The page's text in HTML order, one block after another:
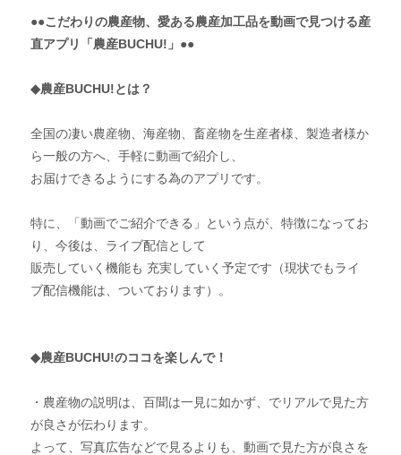
●●こだわりの農産物、愛ある農産加工品を動画で見つける産
直アプリ「農産BUCHU!」●●
◆農産BUCHU!とは？
全国の凄い農産物、海産物、畜産物を生産者様、製造者様か
ら一般の方へ、手軽に動画で紹介し、
お届けできるようにする為のアプリです。
特に、「動画でご紹介できる」という点が、特徴になってお
り、今後は、ライブ配信として
販売していく機能も 充実していく予定です（現状でもライ
ブ配信機能は、ついております）。
◆農産BUCHU!のココを楽しんで！
・農産物の説明は、百聞は一見に如かず、でリアルで見た方
が良さが伝わります。
よって、写真広告などで見るよりも、動画で見た方が良さを